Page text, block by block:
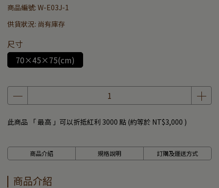
商品編號: W-E03J-1
供貨狀況: 尚有庫存
尺寸
70×45×75(cm)
此商品 「 最高 」可以折抵紅利 3000 點 (約等於 NT$3,000 )
商品介紹 規格說明 訂購及運送方式
商品介紹